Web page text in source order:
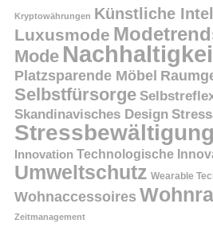
Kryptowährungen Künstliche
Luxusmode
Mode
Platzsparende Möbel
Selbstfürsorge
Skandinavisches Design
Stressbewältigung
Innovation Technologische
Umweltschutz Wearable
Wohnaccessoires
Zeitmanagement